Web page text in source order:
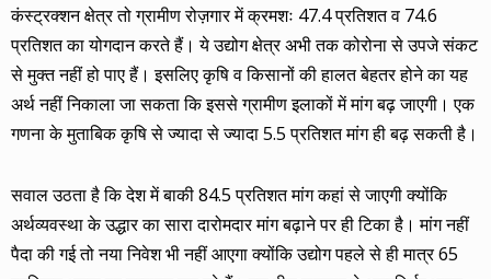
कंस्ट्रक्शन क्षेत्र तो ग्रामीण रोज़गार में क्रमशः 47.4 प्रतिशत व 74.6
प्रतिशत का योगदान करते हैं। ये उद्योग क्षेत्र अभी तक कोरोना से उपजे संकट
से मुक्त नहीं हो पाए हैं। इसलिए कृषि व किसानों की हालत बेहतर होने का यह
अर्थ नहीं निकाला जा सकता कि इससे ग्रामीण इलाकों में मांग बढ़ जाएगी। एक
गणना के मुताबिक कृषि से ज्यादा से ज्यादा 5.5 प्रतिशत मांग ही बढ़ सकती है।
सवाल उठता है कि देश में बाकी 84.5 प्रतिशत मांग कहां से जाएगी क्योंकि
अर्थव्यवस्था के उद्धार का सारा दारोमदार मांग बढ़ाने पर ही टिका है। मांग नहीं
पैदा की गई तो नया निवेश भी नहीं आएगा क्योंकि उद्योग पहले से ही मात्र 65